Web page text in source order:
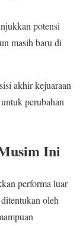
potensi
masih baru di
akhir kejuaraan
perubahan
Ini
performa luar
oleh